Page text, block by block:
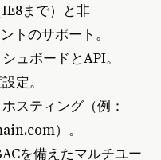
まで）と非
トのサポート。
ュボードとAPI。
定。
スティング（例：
）。
を備えたマルチユー